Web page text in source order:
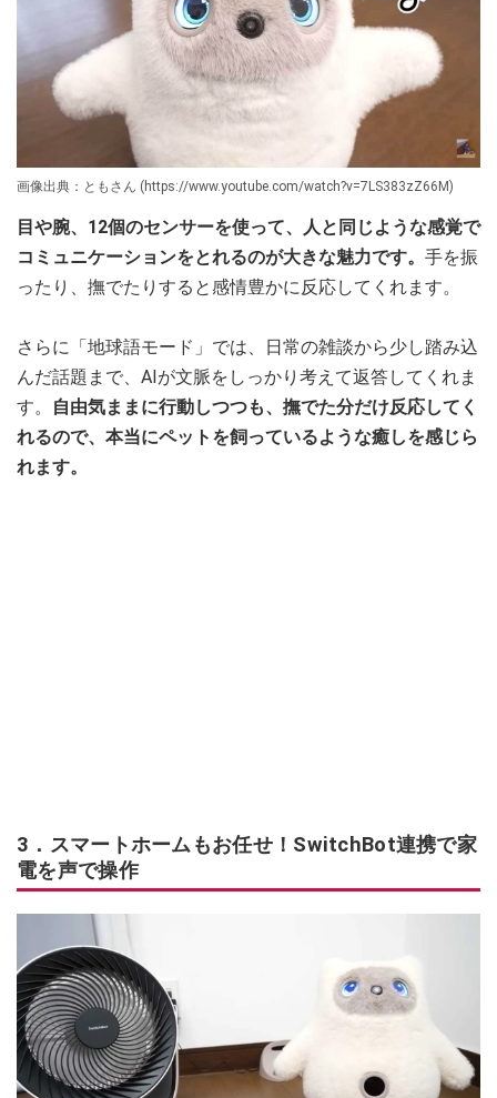
画像出典：ともさん (https://www.youtube.com/watch?v=7LS383zZ66M)
目や腕、12個のセンサーを使って、人と同じような感覚で
コミュニケーションをとれるのが大きな魅力です。 手を振
ったり、撫でたりすると感情豊かに反応してくれます。
さらに「地球語モード」では、日常の雑談から少し踏み込
んだ話題まで、AIが文脈をしっかり考えて返答してくれま
す。
自由気ままに行動しつつも、撫でた分だけ反応してく
れるので、本当にペットを飼っているような癒しを感じら
れます。
3．スマートホームもお任せ！SwitchBot連携で家
電を声で操作